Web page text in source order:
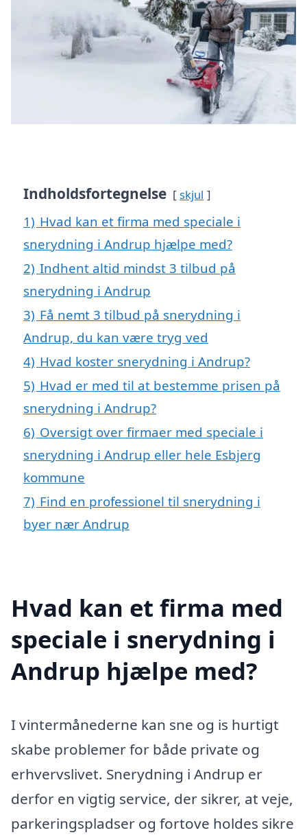
Indholdsfortegnelse skjul
1) Hvad kan et firma med speciale i
snerydning i Andrup hjælpe med?
2) Indhent altid mindst 3 tilbud på
snerydning i Andrup
3) Få nemt 3 tilbud på snerydning i
Andrup, du kan være tryg ved
4) Hvad koster snerydning i Andrup?
5) Hvad er med til at bestemme prisen på
snerydning i Andrup?
6) Oversigt over firmaer med speciale i
snerydning i Andrup eller hele Esbjerg
kommune
7) Find en professionel til snerydning i
byer nær Andrup
Hvad kan et firma med
speciale i snerydning i
Andrup hjælpe med?
I vintermånederne kan sne og is hurtigt
skabe problemer for både private og
erhvervslivet. Snerydning i Andrup er
derfor en vigtig service, der sikrer, at veje,
parkeringspladser og fortove holdes sikre